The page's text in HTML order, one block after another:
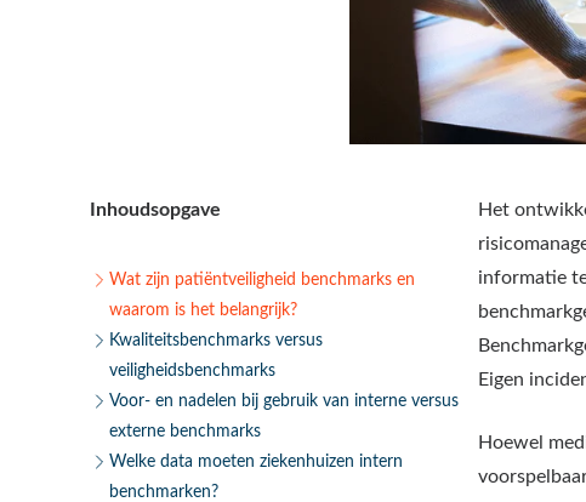
Inhoudsopgave
Wat zijn patiëntveiligheid benchmarks en
waarom is het belangrijk?
Kwaliteitsbenchmarks versus
veiligheidsbenchmarks
Voor- en nadelen bij gebruik van interne versus
externe benchmarks
Welke data moeten ziekenhuizen intern
benchmarken?
Het
informatie
Eigen
Hoewel